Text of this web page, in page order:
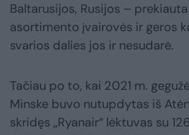
Baltarusijos, Rusijos –
asortimento įvairovės ir geros
svarios dalies jos ir nesudarė.
Tačiau po to, kai 2021 m.
Minske buvo nutupdytas iš
skridęs „Ryanair“ lėktuvas su